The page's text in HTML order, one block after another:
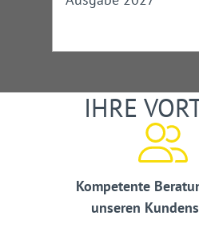
IHRE
Kompetente
unseren